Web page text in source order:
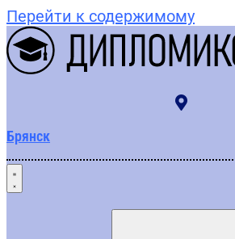
Перейти к содержимому
Брянск